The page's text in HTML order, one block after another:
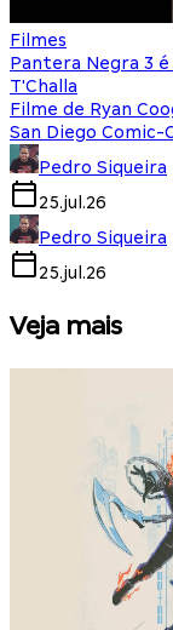
Filmes
Pantera Negra 3
T'Challa
Filme de Ryan
San Diego Comic-
Pedro Siqueira
25.jul.26
Pedro Siqueira
25.jul.26
Veja mais